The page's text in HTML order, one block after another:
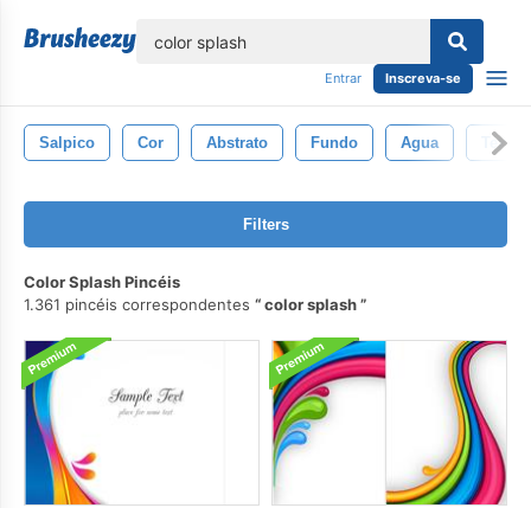
Entrar Inscreva-se
Salpico Cor Abstrato Fundo Agua
Filters
Color Splash Pincéis
1.361 pincéis correspondentes
color splash